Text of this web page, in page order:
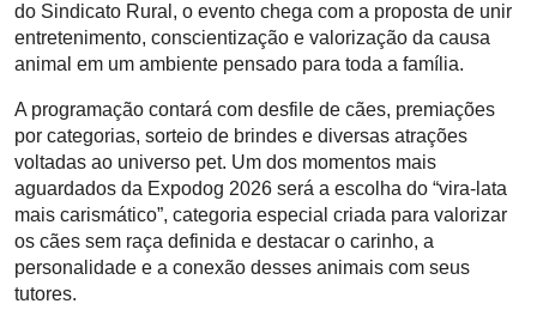
do Sindicato Rural, o evento chega com a proposta de unir
entretenimento, conscientização e valorização da causa
animal em um ambiente pensado para toda a família.
A programação contará com desfile de cães, premiações
por categorias, sorteio de brindes e diversas atrações
voltadas ao universo pet. Um dos momentos mais
aguardados da Expodog 2026 será a escolha do “vira-lata
mais carismático”, categoria especial criada para valorizar
os cães sem raça definida e destacar o carinho, a
personalidade e a conexão desses animais com seus
tutores.